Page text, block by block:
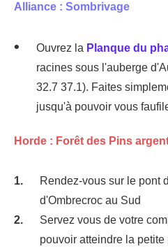
Alliance : Sombrivage
Ouvrez la Planque du
racines sous l'auberge
32.7 37.1). Faites
jusqu'à pouvoir vous
Horde : Forêt des Pins
Rendez-vous sur le pont
d'Ombrecroc au Sud
Servez vous de votre
pouvoir atteindre la